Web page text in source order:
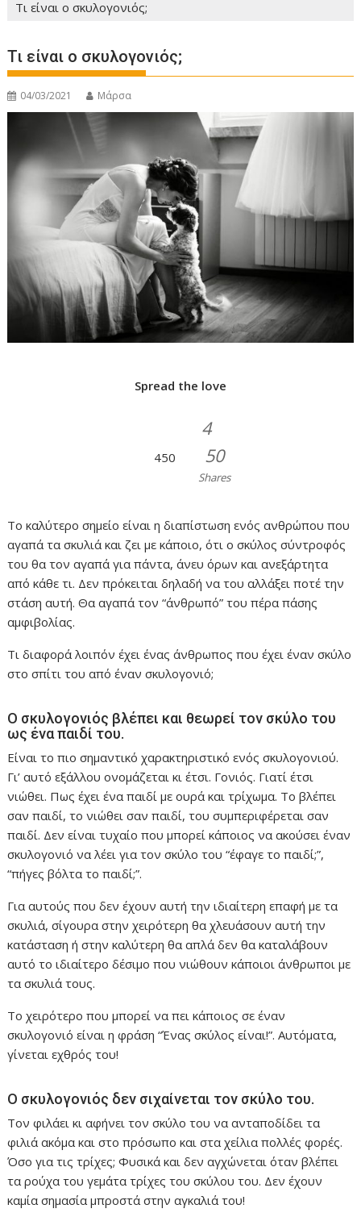
Τι είναι ο σκυλογονιός;
Τι είναι ο σκυλογονιός;
04/03/2021 Μάρσα
Spread the love
450
4
50
Shares
Το καλύτερο σημείο είναι η διαπίστωση ενός ανθρώπου που
αγαπά τα σκυλιά και ζει με κάποιο, ότι ο σκύλος σύντροφός
του θα τον αγαπά για πάντα, άνευ όρων και ανεξάρτητα
από κάθε τι. Δεν πρόκειται δηλαδή να του αλλάξει ποτέ την
στάση αυτή. Θα αγαπά τον “άνθρωπό” του πέρα πάσης
αμφιβολίας.
Τι διαφορά λοιπόν έχει ένας άνθρωπος που έχει έναν σκύλο
στο σπίτι του από έναν σκυλογονιό;
Ο σκυλογονιός βλέπει και θεωρεί τον σκύλο του
ως ένα παιδί του.
Είναι το πιο σημαντικό χαρακτηριστικό ενός σκυλογονιού.
Γι’ αυτό εξάλλου ονομάζεται κι έτσι. Γονιός. Γιατί έτσι
νιώθει. Πως έχει ένα παιδί με ουρά και τρίχωμα. Το βλέπει
σαν παιδί, το νιώθει σαν παιδί, του συμπεριφέρεται σαν
παιδί. Δεν είναι τυχαίο που μπορεί κάποιος να ακούσει έναν
σκυλογονιό να λέει για τον σκύλο του “έφαγε το παιδί;”,
“πήγες βόλτα το παιδί;”.
Για αυτούς που δεν έχουν αυτή την ιδιαίτερη επαφή με τα
σκυλιά, σίγουρα στην χειρότερη θα χλευάσουν αυτή την
κατάσταση ή στην καλύτερη θα απλά δεν θα καταλάβουν
αυτό το ιδιαίτερο δέσιμο που νιώθουν κάποιοι άνθρωποι με
τα σκυλιά τους.
Το χειρότερο που μπορεί να πει κάποιος σε έναν
σκυλογονιό είναι η φράση “Ένας σκύλος είναι!”. Αυτόματα,
γίνεται εχθρός του!
Ο σκυλογονιός δεν σιχαίνεται τον σκύλο του.
Τον φιλάει κι αφήνει τον σκύλο του να ανταποδίδει τα
φιλιά ακόμα και στο πρόσωπο και στα χείλια πολλές φορές.
Όσο για τις τρίχες; Φυσικά και δεν αγχώνεται όταν βλέπει
τα ρούχα του γεμάτα τρίχες του σκύλου του. Δεν έχουν
καμία σημασία μπροστά στην αγκαλιά του!